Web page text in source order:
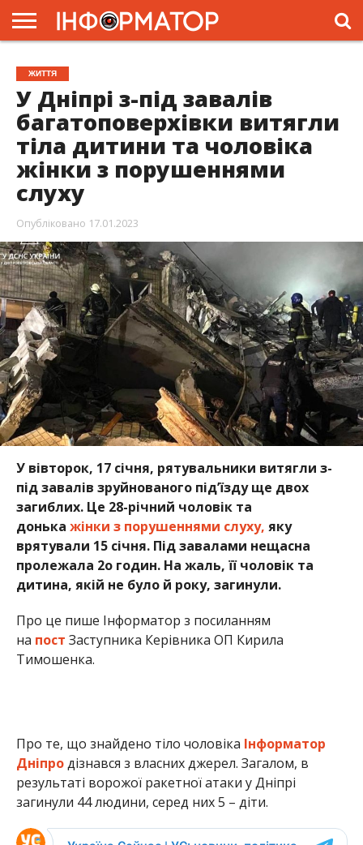
ГОЛОВНА
ЖИТТЯ
ВЛАДА
ГРОШІ
ТРЕШ
ПРЕС-
РЕЛІЗИ
РЕКЛАМА
ПРОЕКТИ
ЖИТТЯ
У Дніпрі з-під завалів
багатоповерхівки витягли
тіла дитини та чоловіка
жінки з порушеннями
слуху
Опубліковано 17.01.2023
У вівторок, 17 січня, рятувальники витягли з-
під завалів зруйнованого під’їзду ще двох
загиблих. Це 28-річний чоловік та
донька жінки з порушеннями слуху, яку
врятували 15 січня. Під завалами нещасна
пролежала 2о годин. На жаль, її чоловік та
дитина, якій не було й року, загинули.
Про це пише Інформатор з посиланням
на пост Заступника Керівника ОП Кирила
Тимошенка.
Про те, що знайдено тіло чоловіка Інформатор
Дніпродізнався з власних джерел. Загалом, в
результаті ворожої ракетної атаки у Дніпрі
загинули 44 людини, серед них 5 – діти.